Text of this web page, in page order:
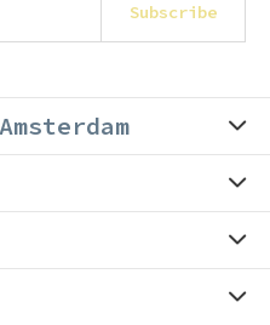
Subscribe